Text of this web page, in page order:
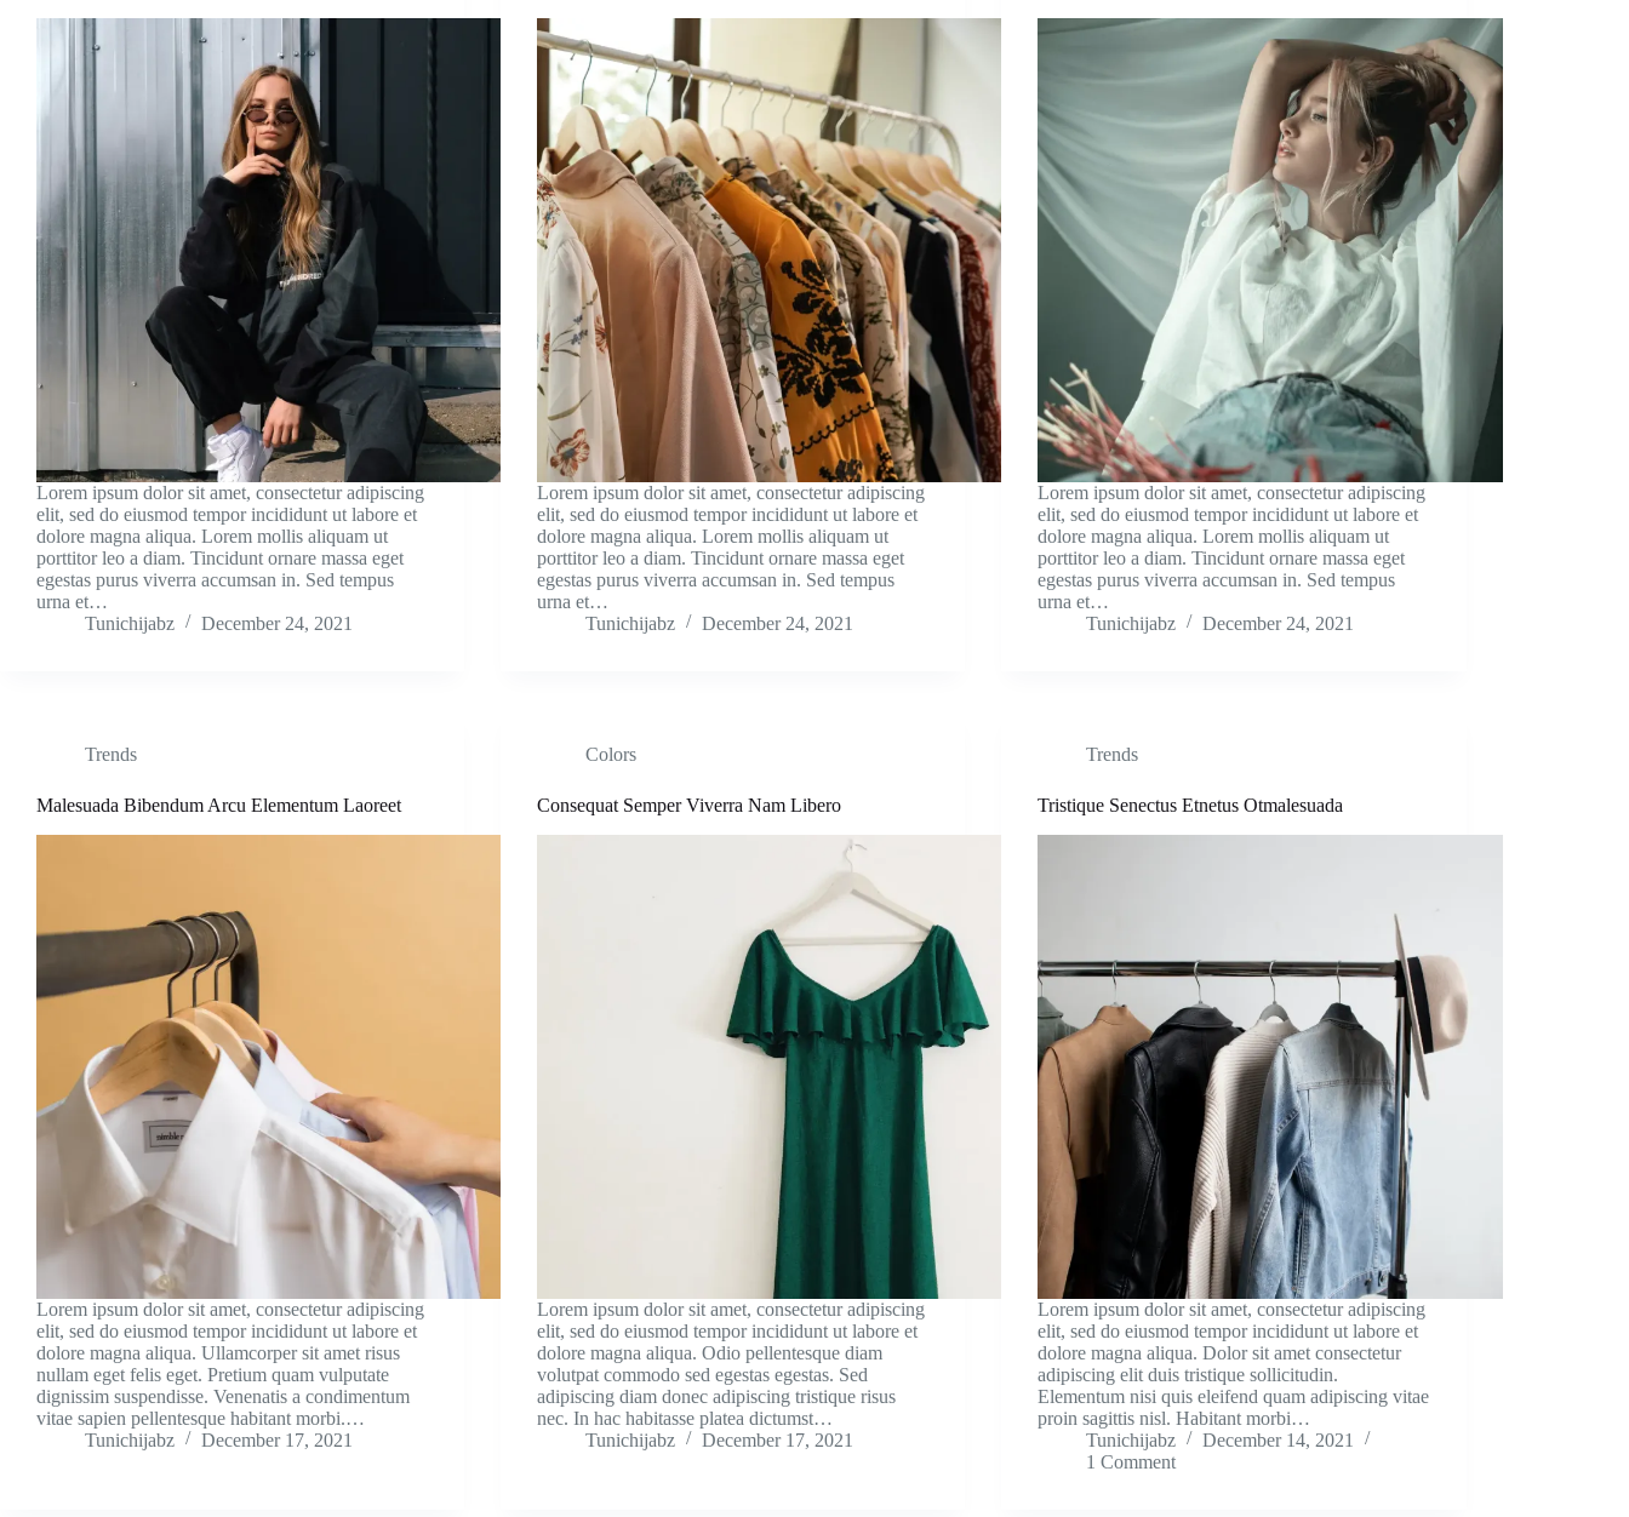
Lorem ipsum dolor sit amet, consectetur adipiscing
elit, sed do eiusmod tempor incididunt ut labore et
dolore magna aliqua. Lorem mollis aliquam ut
porttitor leo a diam. Tincidunt ornare massa eget
egestas purus viverra accumsan in. Sed tempus
urna et…
Tunichijabz
December 24, 2021
Lorem ipsum dolor sit amet, consectetur adipiscing
elit, sed do eiusmod tempor incididunt ut labore et
dolore magna aliqua. Lorem mollis aliquam ut
porttitor leo a diam. Tincidunt ornare massa eget
egestas purus viverra accumsan in. Sed tempus
urna et…
Tunichijabz
December 24, 2021
Lorem ipsum dolor sit amet, consectetur adipiscing
elit, sed do eiusmod tempor incididunt ut labore et
dolore magna aliqua. Lorem mollis aliquam ut
porttitor leo a diam. Tincidunt ornare massa eget
egestas purus viverra accumsan in. Sed tempus
urna et…
Tunichijabz
December 24, 2021
Trends
Malesuada Bibendum Arcu Elementum Laoreet
Lorem ipsum dolor sit amet, consectetur adipiscing
elit, sed do eiusmod tempor incididunt ut labore et
dolore magna aliqua. Ullamcorper sit amet risus
nullam eget felis eget. Pretium quam vulputate
dignissim suspendisse. Venenatis a condimentum
vitae sapien pellentesque habitant morbi.…
Tunichijabz
December 17, 2021
Colors
Consequat Semper Viverra Nam Libero
Lorem ipsum dolor sit amet, consectetur adipiscing
elit, sed do eiusmod tempor incididunt ut labore et
dolore magna aliqua. Odio pellentesque diam
volutpat commodo sed egestas egestas. Sed
adipiscing diam donec adipiscing tristique risus
nec. In hac habitasse platea dictumst…
Tunichijabz
December 17, 2021
Trends
Tristique Senectus Etnetus Otmalesuada
Lorem ipsum dolor sit amet, consectetur adipiscing
elit, sed do eiusmod tempor incididunt ut labore et
dolore magna aliqua. Dolor sit amet consectetur
adipiscing elit duis tristique sollicitudin.
Elementum nisi quis eleifend quam adipiscing vitae
proin sagittis nisl. Habitant morbi…
Tunichijabz
December 14, 2021
1 Comment